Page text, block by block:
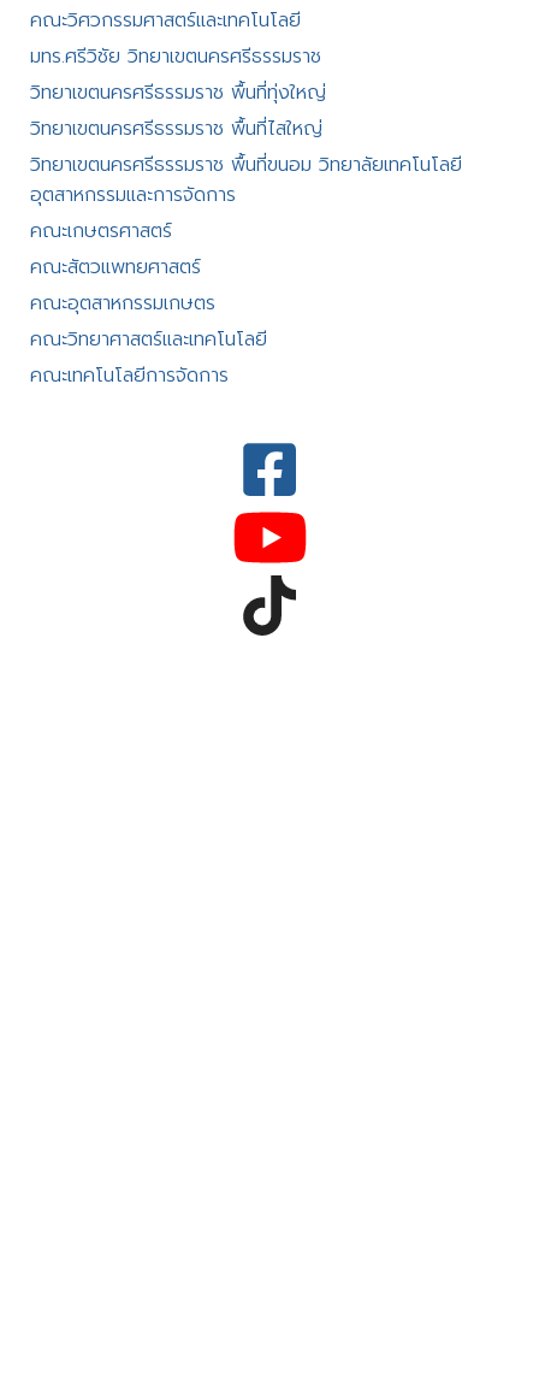
คณะวิศวกรรมศาสตร์และเทคโนโลยี
มทร.ศรีวิชัย วิทยาเขตนครศรีธรรมราช
วิทยาเขตนครศรีธรรมราช พื้นที่ทุ่งใหญ่
วิทยาเขตนครศรีธรรมราช พื้นที่ไสใหญ่
วิทยาเขตนครศรีธรรมราช พื้นที่ขนอม วิทยาลัยเทคโนโลยี
อุตสาหกรรมและการจัดการ
คณะเกษตรศาสตร์
คณะสัตวแพทยศาสตร์
คณะอุตสาหกรรมเกษตร
คณะวิทยาศาสตร์และเทคโนโลยี
คณะเทคโนโลยีการจัดการ